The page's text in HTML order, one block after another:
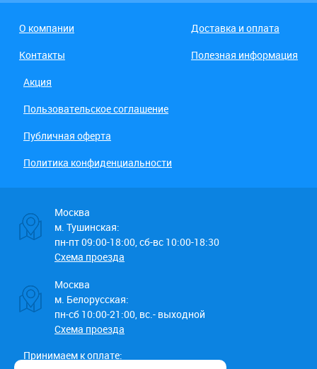
О компании
Доставка и оплата
Контакты
Полезная информация
Акция
Пользовательское соглашение
Публичная оферта
Политика конфиденциальности
Москва
м. Тушинская:
пн-пт 09:00-18:00, сб-вс 10:00-18:30
Схема проезда
Москва
м. Белорусская:
пн-сб 10:00-21:00, вс.- выходной
Схема проезда
Принимаем к оплате: